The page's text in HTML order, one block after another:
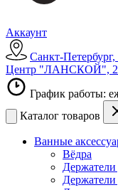
Аккаунт
Санкт-
Центр "ЛАНСКОЙ", 2-
График работы:
Каталог товаров
Ванные
Вёдра
Держатели